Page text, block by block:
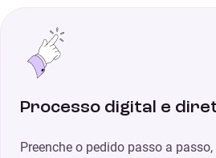
Processo digital e
Preenche o pedido passo a